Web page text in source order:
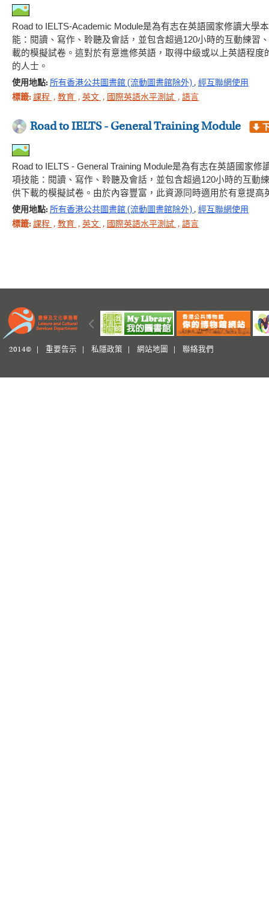
Road to IELTS-Academic Module是為有志在英語國家修讀大
能：閱讀、寫作、聆聽及會話，並包含超過120小時的互動練習
載的模擬試卷。這對於有意進修英語，取得中級或以上英語程
的人士。
使用地點: 所有香港公共圖書館 (流動圖書館除外) , 經互聯網使用
標籤: 課程 , 教育 , 英文 , 國際英語水平測試 , 語言
Road to IELTS - General Training Module
Road to IELTS - General Training Module是為有志在英語國家
項技能：閱讀、寫作、聆聽及會話，並包含超過120小時的互動
供下載的模擬試卷。由於內容豐富，此資源同時適用於有意提高
使用地點: 所有香港公共圖書館 (流動圖書館除外) , 經互聯網使用
標籤: 課程 , 教育 , 英文 , 國際英語水平測試 , 語言
2014© | 重要告示 私隱政策 網站地圖 聯絡我們